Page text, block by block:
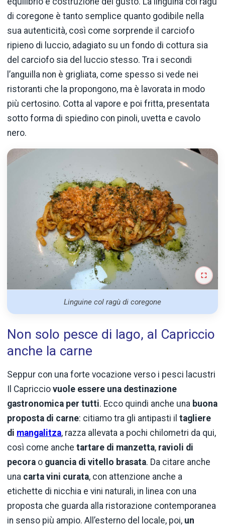
di coregone è tanto semplice quanto godibile nella
sua autenticità, così come sorprende il carciofo
ripieno di luccio, adagiato su un fondo di cottura sia
del carciofo sia del luccio stesso. Tra i secondi
l’anguilla non è grigliata, come spesso si vede nei
ristoranti che la propongono, ma è lavorata in modo
più certosino. Cotta al vapore e poi fritta, presentata
sotto forma di spiedino con pinoli, uvetta e cavolo
nero.
Linguine col ragù di coregone
Non solo pesce di lago, al Capriccio
anche la carne
Seppur con una forte vocazione verso i pesci lacustri
Il Capriccio vuole essere una destinazione
gastronomica per tutti. Ecco quindi anche una buona
proposta di carne: citiamo tra gli antipasti il tagliere
di mangalitza, razza allevata a pochi chilometri da qui,
così come anche tartare di manzetta, ravioli di
pecora o guancia di vitello brasata. Da citare anche
una carta vini curata, con attenzione anche a
etichette di nicchia e vini naturali, in linea con una
proposta che guarda alla ristorazione contemporanea
in senso più ampio. All’esterno del locale, poi, un